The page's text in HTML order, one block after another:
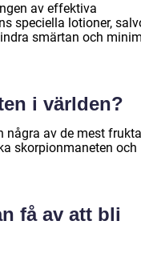
av effektiva
speciella lotioner,
smärtan och
i världen?
några av de mest
skorpionmaneten och
få av att bli